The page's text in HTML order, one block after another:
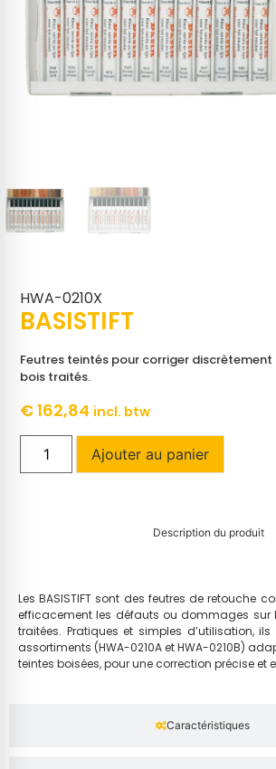
HWA-0210X
BASISTIFT
Feutres teintés pour corriger
bois traités.
€162,84 incl. btw
Ajouter au panier
Description du produit
Caractéristiques
Les BASISTIFT sont des feutres de retouche
efficacement les défauts ou dommages sur
traitées. Pratiques et simples d’utilisation,
assortiments (HWA-0210A et HWA-0210B)
teintes boisées, pour une correction précise et